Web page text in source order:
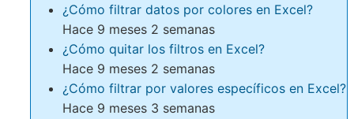
¿Cómo filtrar datos por colores en Excel?
Hace 9 meses 2 semanas
¿Cómo quitar los filtros en Excel?
Hace 9 meses 2 semanas
¿Cómo filtrar por valores específicos en Excel?
Hace 9 meses 3 semanas